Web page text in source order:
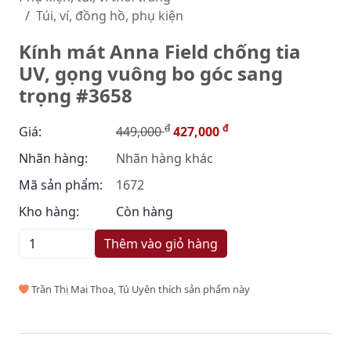
Túi, ví, đồng hồ, phụ kiện
Kính mát Anna Field chống tia
UV, gọng vuông bo góc sang
trọng #3658
Giá: 449,000đ 427,000 đ
Nhãn hàng:
Nhãn hàng khác
Mã sản phẩm:
1672
Kho hàng:
Còn hàng
Thêm vào giỏ hàng
Trần Thị Mai Thoa, Tú Uyên thích sản phẩm này